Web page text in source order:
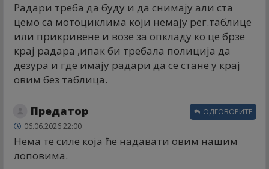
Радари треба да буду и да снимају али ста
цемо са мотоциклима који немају рег.таблице
или прикривене и возе за опкладу ко це брзе
крај радара ,ипак би требала полиција да
дезура и где имају радари да се стане у крај
овим без таблица.
Предатор
06.06.2026 22:00
Нема те силе која ће надавати овим нашим
лоповима.
ОДГОВОРИТЕ